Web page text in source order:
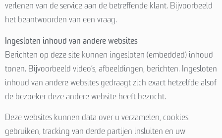
verlenen van de service aan de betreffende klant. Bijvoorbeeld
het beantwoorden van een vraag.
Ingesloten inhoud van andere websites
Berichten op deze site kunnen ingesloten (embedded) inhoud
tonen. Bijvoorbeeld video’s, afbeeldingen, berichten. Ingesloten
inhoud van andere websites gedraagt zich exact hetzelfde alsof
de bezoeker deze andere website heeft bezocht.
Deze websites kunnen data over u verzamelen, cookies
gebruiken, tracking van derde partijen insluiten en uw